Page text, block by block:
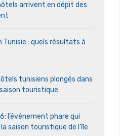
arrivent en dépit des
Tunisie : quels résultats à
tunisiens plongés dans
touristique
l’événement phare qui
saison touristique de l’île